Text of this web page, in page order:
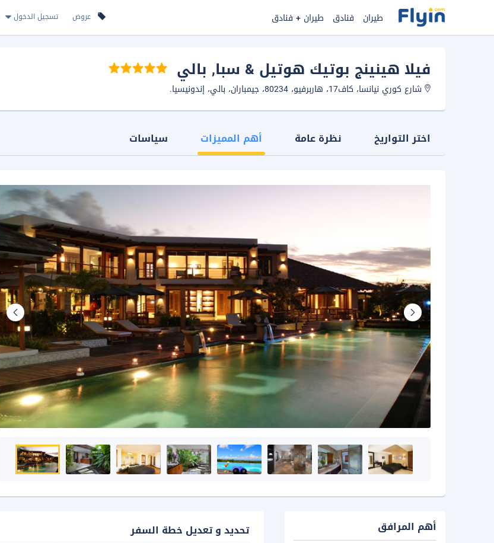
عروض تسجيل الدخول طيران فنادق طيران + فنادق
فيلا هينينج بوتيك هوتيل & سبا, بالي
شارع كوري نيانسا، كاف17، هاربرفيو، 80234، جيمباران، بالي، إندونيسيا.
اختر التواريخ نظرة عامة أهم المميزات سياسات
تحديد و تعديل خطة السفر
أهم المرافق